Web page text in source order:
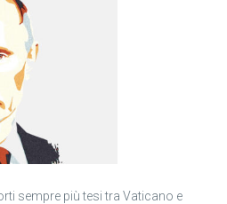
sempre più tesi tra Vaticano e